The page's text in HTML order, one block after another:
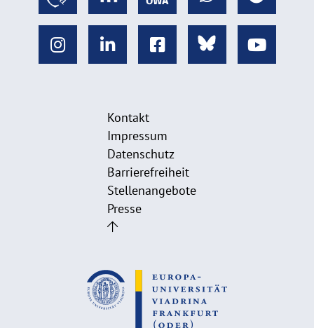
Kontakt
Impressum
Datenschutz
Barrierefreiheit
Stellenangebote
Presse